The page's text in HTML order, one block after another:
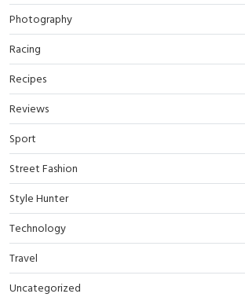
Photography
Racing
Recipes
Reviews
Sport
Street Fashion
Style Hunter
Technology
Travel
Uncategorized